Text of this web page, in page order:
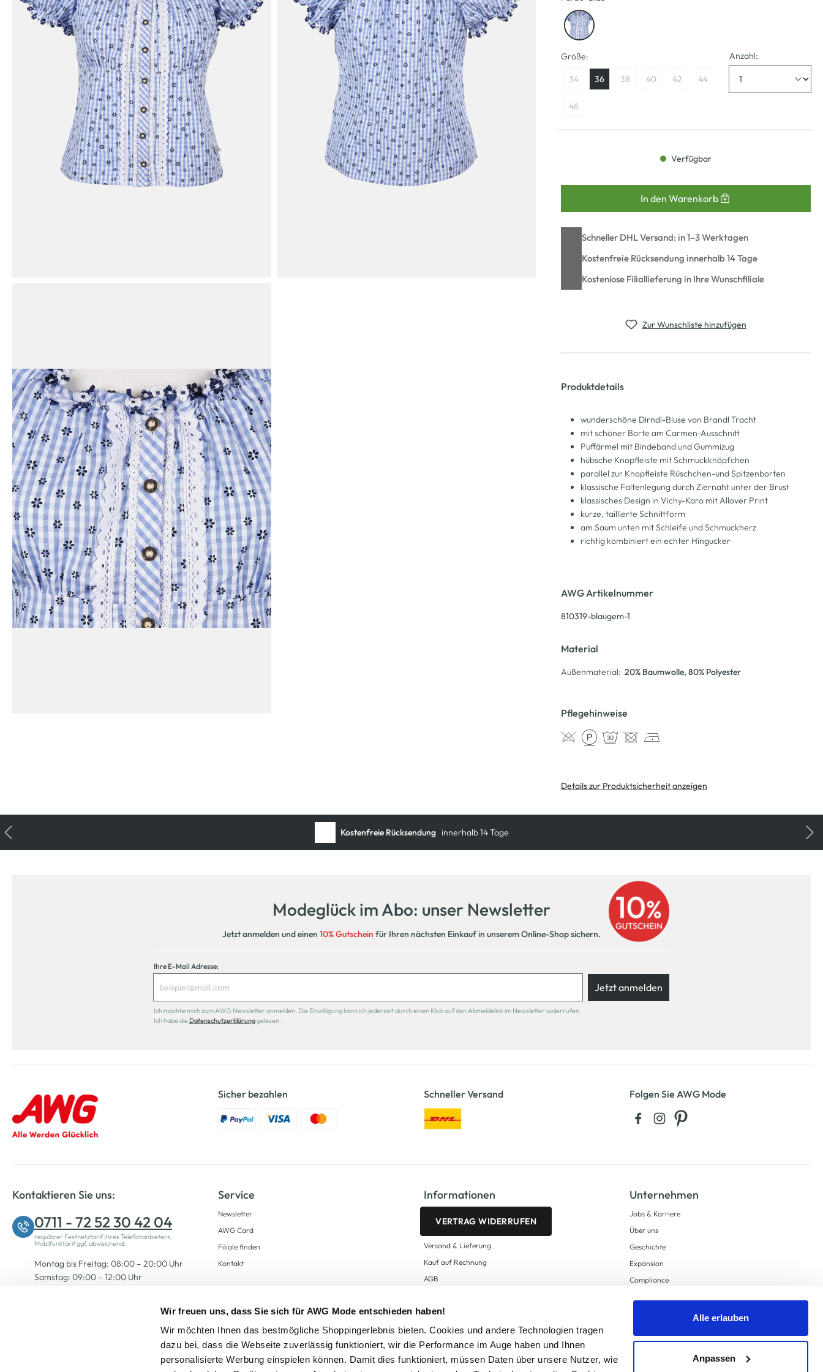
Wir freuen uns, dass Sie sich für AWG Mode entschieden haben!
Wir möchten Ihnen das bestmögliche Shoppingerlebnis bieten. Cookies und andere Technologien tragen
dazu bei, dass die Webseite zuverlässig funktioniert, wir die Performance im Auge haben und Ihnen
personalisierte Werbung einspielen können. Damit dies funktioniert, müssen Daten über unsere Nutzer, wie
Alle erlauben
Anpassen
Größe:
34 36 38 40 42 44
46
Anzahl:
Verfügbar
In den Warenkorb
Schneller DHL Versand: in 1–3 Werktagen
Kostenfreie Rücksendung innerhalb 14 Tage
Kostenlose Filiallieferung in Ihre Wunschfiliale
Zur Wunschliste hinzufügen
Produktdetails
wunderschöne Dirndl-Bluse von Brandl Tracht
mit schöner Borte am Carmen-Ausschnitt
Puffärmel mit Bindeband und Gummizug
hübsche Knopfleiste mit Schmuckknöpfchen
parallel zur Knopfleiste Rüschchen-und Spitzenborten
klassische Faltenlegung durch Ziernaht unter der Brust
klassisches Design in Vichy-Karo mit Allover Print
kurze, taillierte Schnittform
am Saum unten mit Schleife und Schmuckherz
richtig kombiniert ein echter Hingucker
AWG Artikelnummer
810319-blaugem-1
Material
Außenmaterial: 20% Baumwolle, 80% Polyester
Pflegehinweise
Details zur Produktsicherheit anzeigen
Kostenfreie Rücksendung innerhalb 14 Tage
Modeglück im Abo: unser Newsletter
Jetzt anmelden und einen 10% Gutschein für Ihren nächsten Einkauf in unserem Online-Shop sichern.
Ihre E-Mail Adresse:
Jetzt anmelden
Ich möchte mich zum AWG Newsletter anmelden. Die Einwilligung kann ich jederzeit durch einen Klick auf den Abmeldelink im Newsletter widerrufen.
Ich habe die Datenschutzerklärunggelesen.
Sicher bezahlen Schneller Versand Folgen Sie AWG Mode
Kontaktieren Sie uns:
0711 - 72 52 30 42 04
regulärer Festnetztarif Ihres Telefonanbieters,
Mobilfunktarif ggf. abweichend.
Montag bis Freitag: 08:00 – 20:00 Uhr
Samstag: 09:00 – 12:00 Uhr
Service
Newsletter
AWG Card
Filiale finden
Kontakt
Informationen
VERTRAG WIDERRUFEN
Versand & Lieferung
Kauf auf Rechnung
AGB
Zahlungsarten
Datenschutz
AWG CARD Teilnahmebedingungen
Unternehmen
Jobs & Karriere
Über uns
Geschichte
Expansion
Compliance
Supply Chain Due Diligence